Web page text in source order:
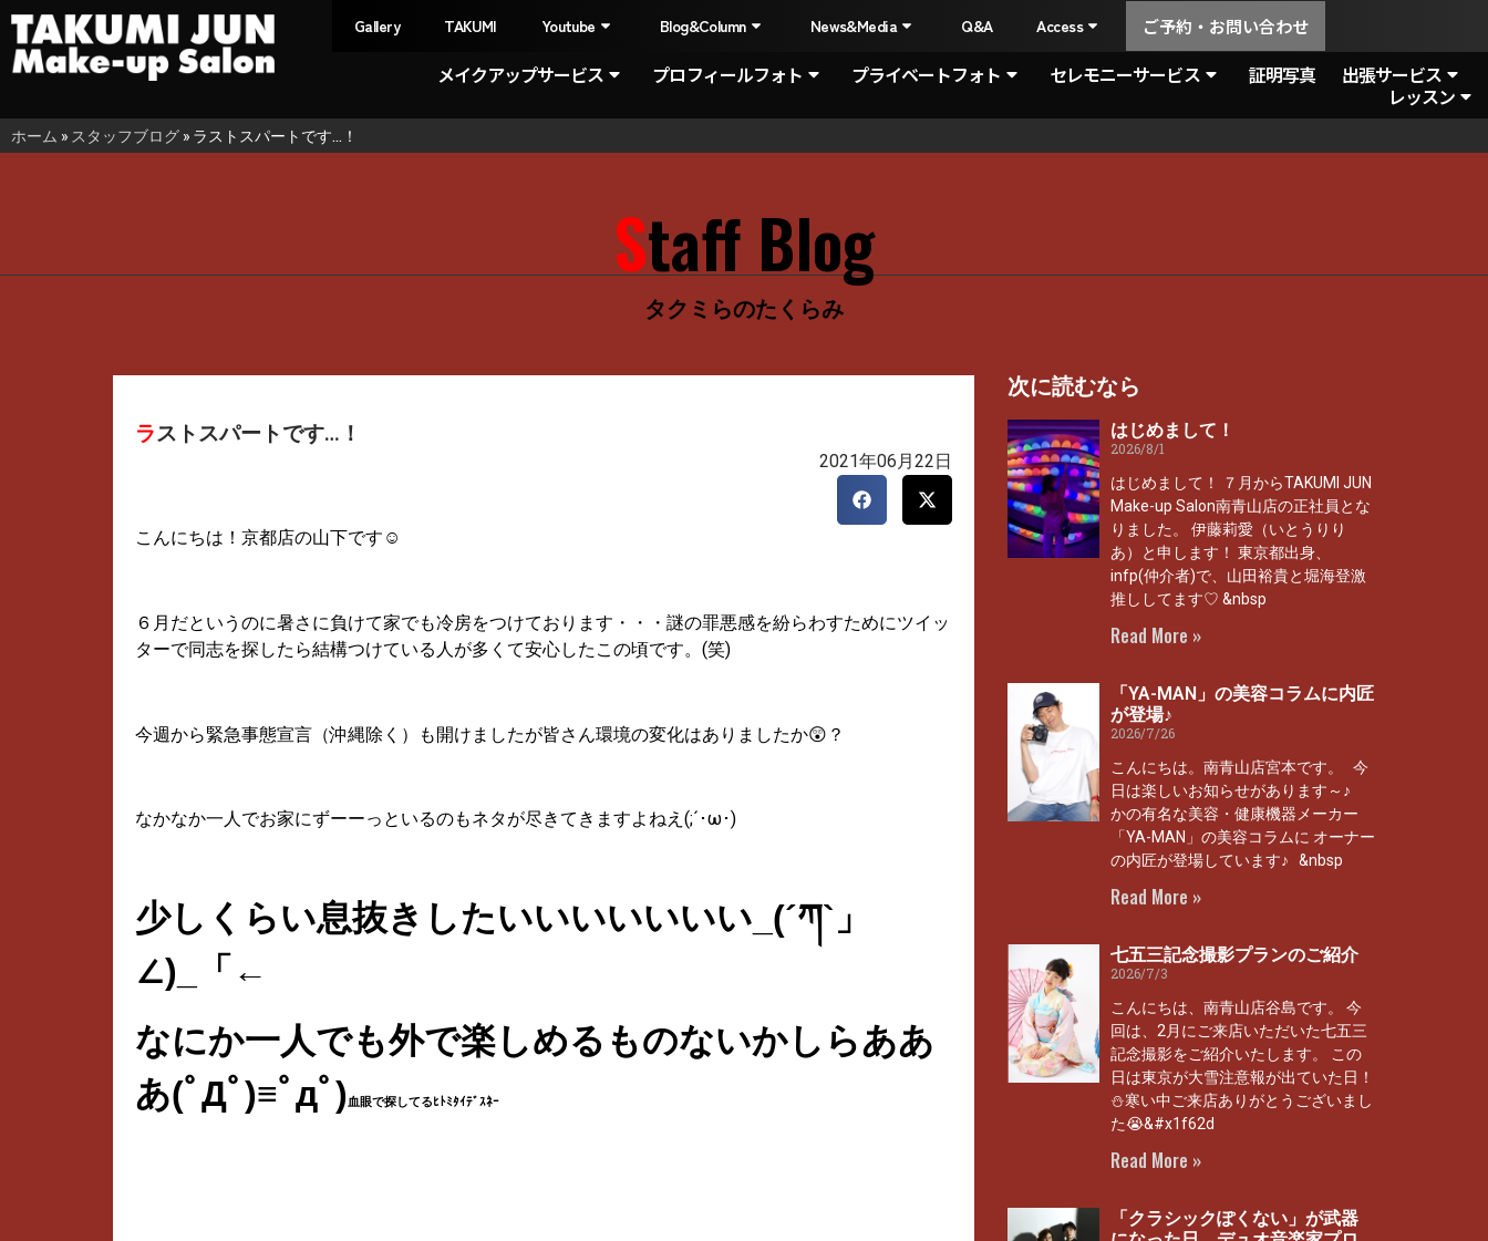
Gallery TAKUMI Youtube Blog&Column News&Media Q&A Access ご予約・お問い合わせ
メイクアップサービス プロフィールフォト プライベートフォト セレモニーサービス 証明写真
出張サービス
レッスン
ホーム » スタッフブログ » ラストスパートです…！
Staff Blog
タクミらのたくらみ
ラストスパートです…！
2021年06月22日
こんにちは！京都店の山下です☺
６月だというのに暑さに負けて家でも冷房をつけております・・・謎の罪悪感を紛らわすためにツイッ
ターで同志を探したら結構つけている人が多くて安心したこの頃です。(笑)
今週から緊急事態宣言（沖縄除く）も開けましたが皆さん環境の変化はありましたか😲？
なかなか一人でお家にずーーっといるのもネタが尽きてきますよねえ(;´･ω･)
少しくらい息抜きしたいいいいいいい _(´ཀ` 」
∠)_「←
なにか一人でも外で楽しめるものないかしらああ
あ(ﾟДﾟ)≡ﾟдﾟ) 血眼で探してるﾋﾄﾐﾀｲﾃﾞｽﾈｰ
次に読むなら
はじめまして！
2026/8/1
はじめまして！ ７月からTAKUMI JUN
Make-up Salon南青山店の正社員とな
りました。 伊藤莉愛（いとうりり
あ）と申します！ 東京都出身、
infp(仲介者)で、山田裕貴と堀海登激
推ししてます♡ &nbsp
Read More »
「YA-MAN」の美容コラムに内匠
が登場♪
2026/7/26
こんにちは。南青山店宮本です。 今
日は楽しいお知らせがあります～♪
かの有名な美容・健康機器メーカー
「YA-MAN」の美容コラムに オーナー
の内匠が登場しています♪ &nbsp
Read More »
七五三記念撮影プランのご紹介
2026/7/3
こんにちは、南青山店谷島です。 今
回は、2月にご来店いただいた七五三
記念撮影をご紹介いたします。 この
日は東京が大雪注意報が出ていた日！
⛄寒い中ご来店ありがとうございまし
た😭&#x1f62d
Read More »
「クラシックぽくない」が武器